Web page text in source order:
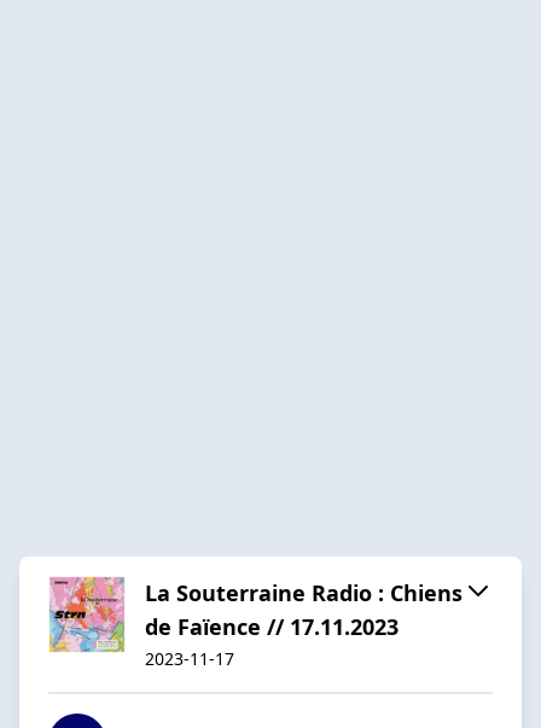
La Souterraine Radio : Chiens
de Faïence // 17.11.2023
2023-11-17